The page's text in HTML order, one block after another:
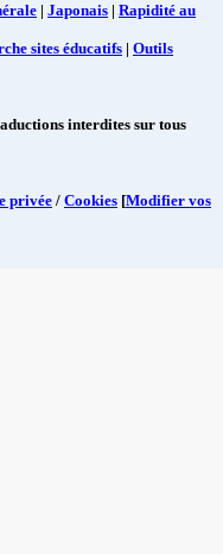
| Japonais | Rapidité au
sites éducatifs | Outils
interdites sur tous
privée / Cookies [Modifier vos